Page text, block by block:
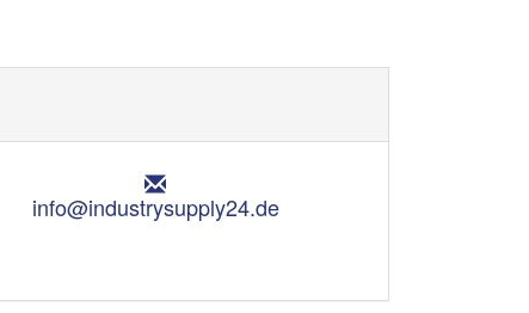
E
m
:
info@industrysupply24.de